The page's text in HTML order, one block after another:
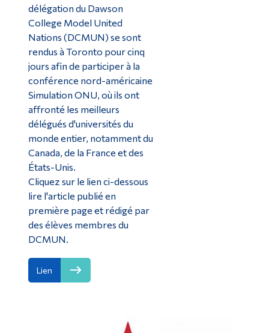
délégation du Dawson
College Model United
Nations (DCMUN) se sont
rendus à Toronto pour cinq
jours afin de participer à la
conférence nord-américaine
Simulation ONU, où ils ont
affronté les meilleurs
délégués d'universités du
monde entier, notamment du
Canada, de la France et des
États-Unis.
Cliquez sur le lien ci-dessous
lire l'article publié en
première page et rédigé par
des élèves membres du
DCMUN.
Lien